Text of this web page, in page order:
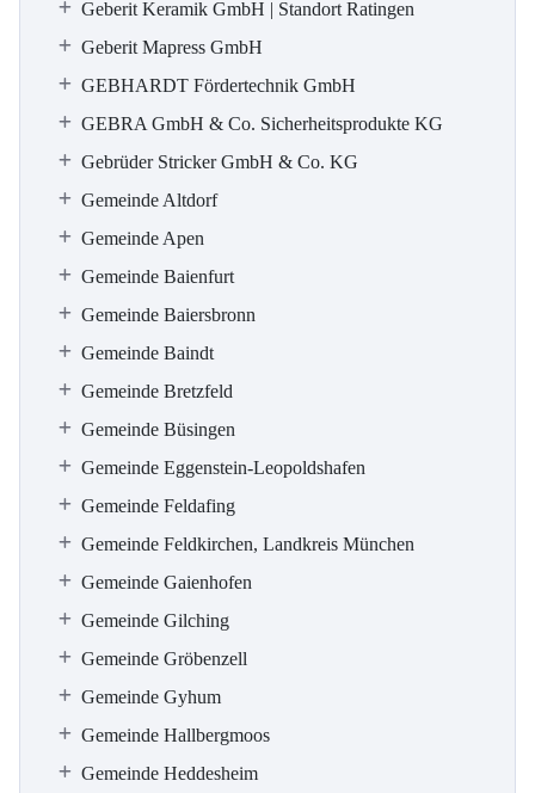
Geberit Keramik GmbH | Standort Ratingen
Geberit Mapress GmbH
GEBHARDT Fördertechnik GmbH
GEBRA GmbH & Co. Sicherheitsprodukte KG
Gebrüder Stricker GmbH & Co. KG
Gemeinde Altdorf
Gemeinde Apen
Gemeinde Baienfurt
Gemeinde Baiersbronn
Gemeinde Baindt
Gemeinde Bretzfeld
Gemeinde Büsingen
Gemeinde Eggenstein-Leopoldshafen
Gemeinde Feldafing
Gemeinde Feldkirchen, Landkreis München
Gemeinde Gaienhofen
Gemeinde Gilching
Gemeinde Gröbenzell
Gemeinde Gyhum
Gemeinde Hallbergmoos
Gemeinde Heddesheim